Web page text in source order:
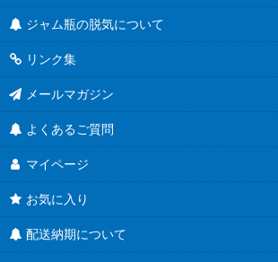
お酒のテイクアウト容器
人気のハーバリウム瓶
蜂蜜キャップ有
結婚式にお勧め！
ジャム瓶の脱気について
リンク集
メールマガジン
よくあるご質問
マイページ
お気に入り
配送納期について